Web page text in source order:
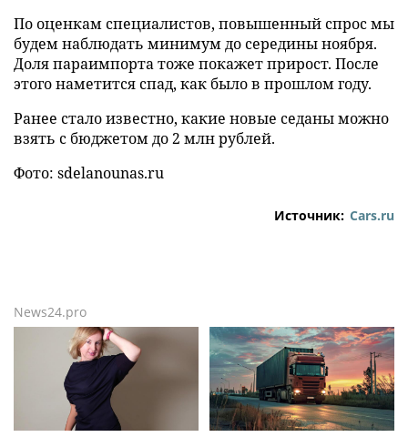
По оценкам специалистов, повышенный спрос мы
будем наблюдать минимум до середины ноября.
Доля параимпорта тоже покажет прирост. После
этого наметится спад, как было в прошлом году.
Ранее стало известно, какие новые седаны можно
взять с бюджетом до 2 млн рублей.
Фото: sdelanounas.ru
Источник: Cars.ru
News24.pro